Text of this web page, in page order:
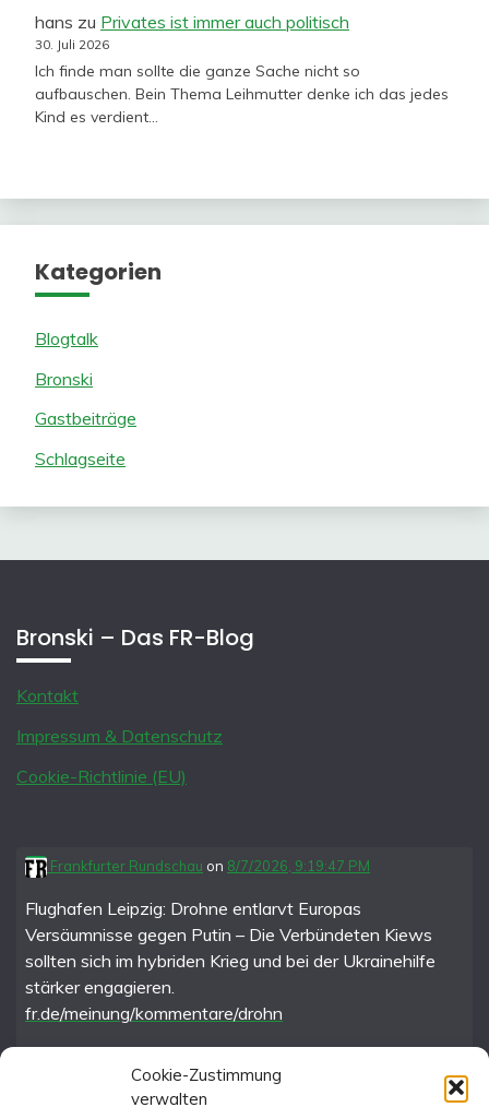
Cookie-Zustimmung
verwalten
hans zu Privates ist immer auch politisch
30. Juli 2026
Ich finde man sollte die ganze Sache nicht so
aufbauschen. Bein Thema Leihmutter denke ich das jedes
Kind es verdient…
Kategorien
Blogtalk
Bronski
Gastbeiträge
Schlagseite
Bronski – Das FR-Blog
Kontakt
Impressum & Datenschutz
Cookie-Richtlinie (EU)
Frankfurter Rundschau on 8/7/2026, 9:19:47 PM
Flughafen Leipzig: Drohne entlarvt Europas
Versäumnisse gegen Putin – Die Verbündeten Kiews
sollten sich im hybriden Krieg und bei der Ukrainehilfe
stärker engagieren.
fr.de/meinung/kommentare/drohn